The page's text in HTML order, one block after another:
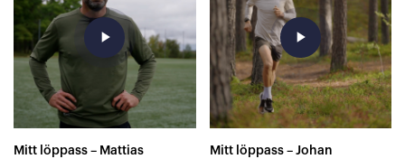
play_arrow
Mitt löppass – Mattias
play_arrow
Mitt löppass – Johan